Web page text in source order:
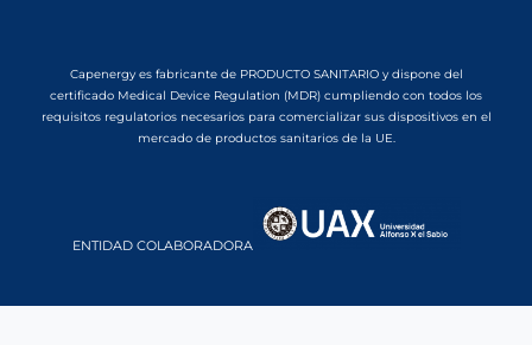
Capenergy es fabricante de PRODUCTO SANITARIO y dispone del
certificado Medical Device Regulation (MDR) cumpliendo con todos los
requisitos regulatorios necesarios para comercializar sus dispositivos en el
mercado de productos sanitarios de la UE.
ENTIDAD COLABORADORA